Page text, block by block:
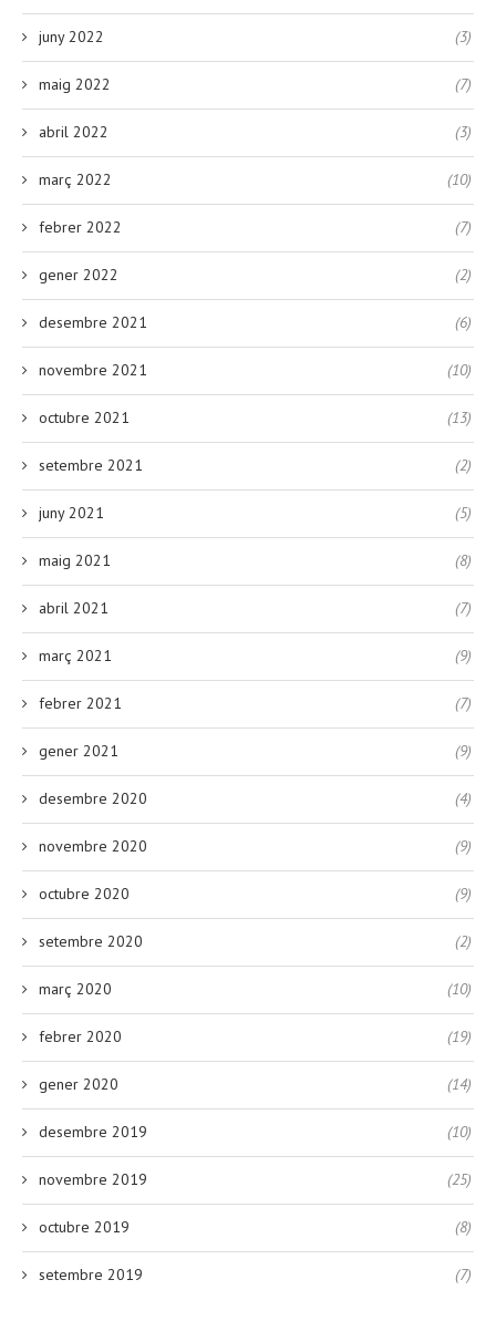
juny 2022 (3)
maig 2022 (7)
abril 2022 (3)
març 2022 (10)
febrer 2022 (7)
gener 2022 (2)
desembre 2021 (6)
novembre 2021 (10)
octubre 2021 (13)
setembre 2021 (2)
juny 2021 (5)
maig 2021 (8)
abril 2021 (7)
març 2021 (9)
febrer 2021 (7)
gener 2021 (9)
desembre 2020 (4)
novembre 2020 (9)
octubre 2020 (9)
setembre 2020 (2)
març 2020 (10)
febrer 2020 (19)
gener 2020 (14)
desembre 2019 (10)
novembre 2019 (25)
octubre 2019 (8)
setembre 2019 (7)